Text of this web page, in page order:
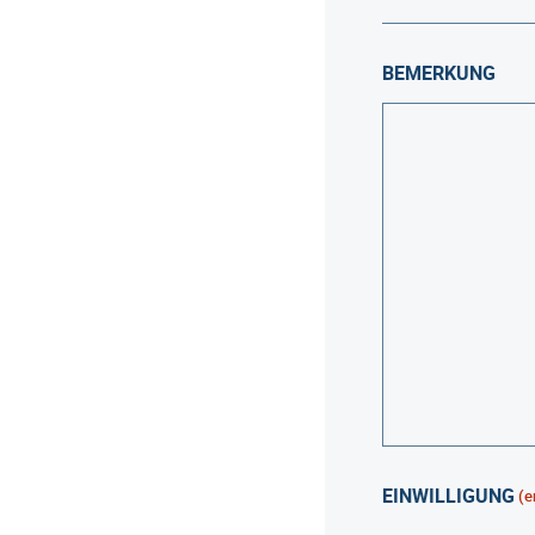
BEMERKUNG
EINWILLIGUNG